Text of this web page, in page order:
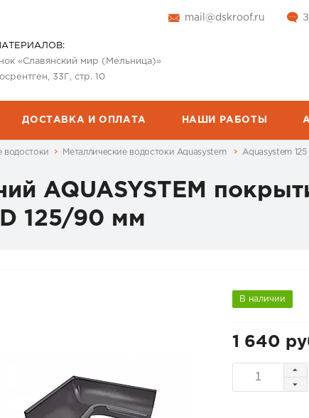
mail@dskroof.ru
«Славянский мир (Мельница)»
33Г, стр. 10
ДОСТАВКА И ОПЛАТА НАШИ РАБОТЫ
водостоки Металлические водостоки Aquasystem Aquasystem 125
AQUASYSTEM
125/90 мм
В наличии
1 640